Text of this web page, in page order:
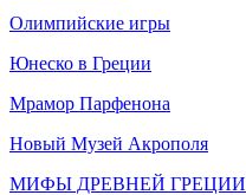
Олимпийские игры
Юнеско в Греции
Мрамор Парфенона
Новый Музей Акрополя
МИФЫ ДРЕВНЕЙ ГРЕЦИИ